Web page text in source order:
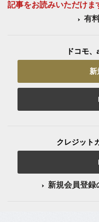
記事をお読みいただけま
有
ドコモ
新
クレジット
新規会員登録